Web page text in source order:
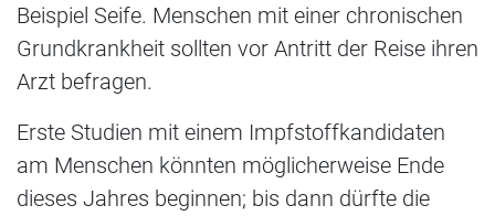
Beispiel Seife. Menschen mit einer chronischen
Grundkrankheit sollten vor Antritt der Reise ihren
Arzt befragen.
Erste Studien mit einem Impfstoffkandidaten
am Menschen könnten möglicherweise Ende
dieses Jahres beginnen; bis dann dürfte die